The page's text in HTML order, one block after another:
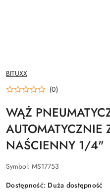
NAZWA
PRODUCENTA:
BITUXX
(0)
WĄŻ
NAŚCIENNY 1/4"
Symbol: MS17753
Dostępność: Duża dostępność